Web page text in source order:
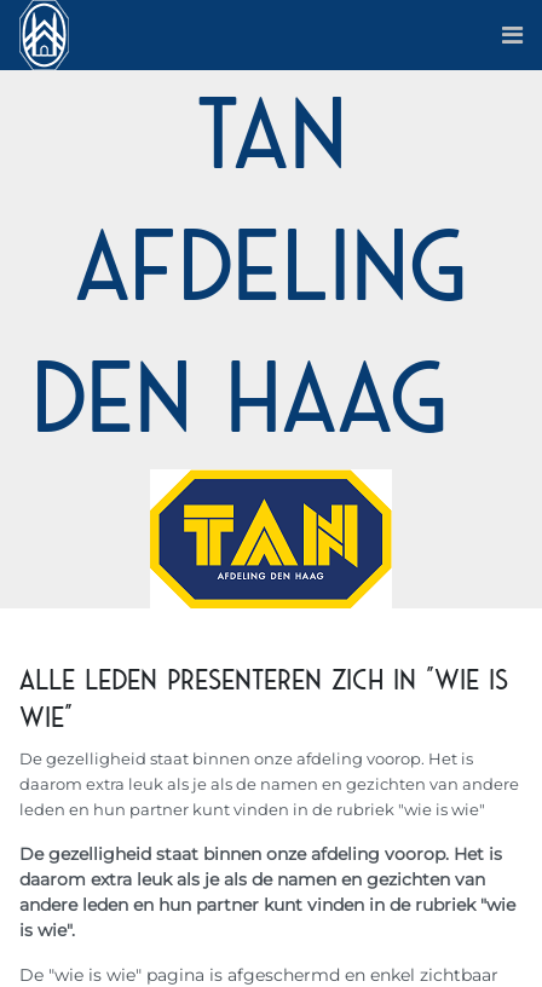
TAN
Afdeling
Den Haag
Alle leden presenteren zich in "wie is
wie"
De gezelligheid staat binnen onze afdeling voorop. Het is
daarom extra leuk als je als de namen en gezichten van andere
leden en hun partner kunt vinden in de rubriek "wie is wie"
De gezelligheid staat binnen onze afdeling voorop. Het is
daarom extra leuk als je als de namen en gezichten van
andere leden en hun partner kunt vinden in de rubriek "wie
is wie".
De "wie is wie" pagina is afgeschermd en enkel zichtbaar